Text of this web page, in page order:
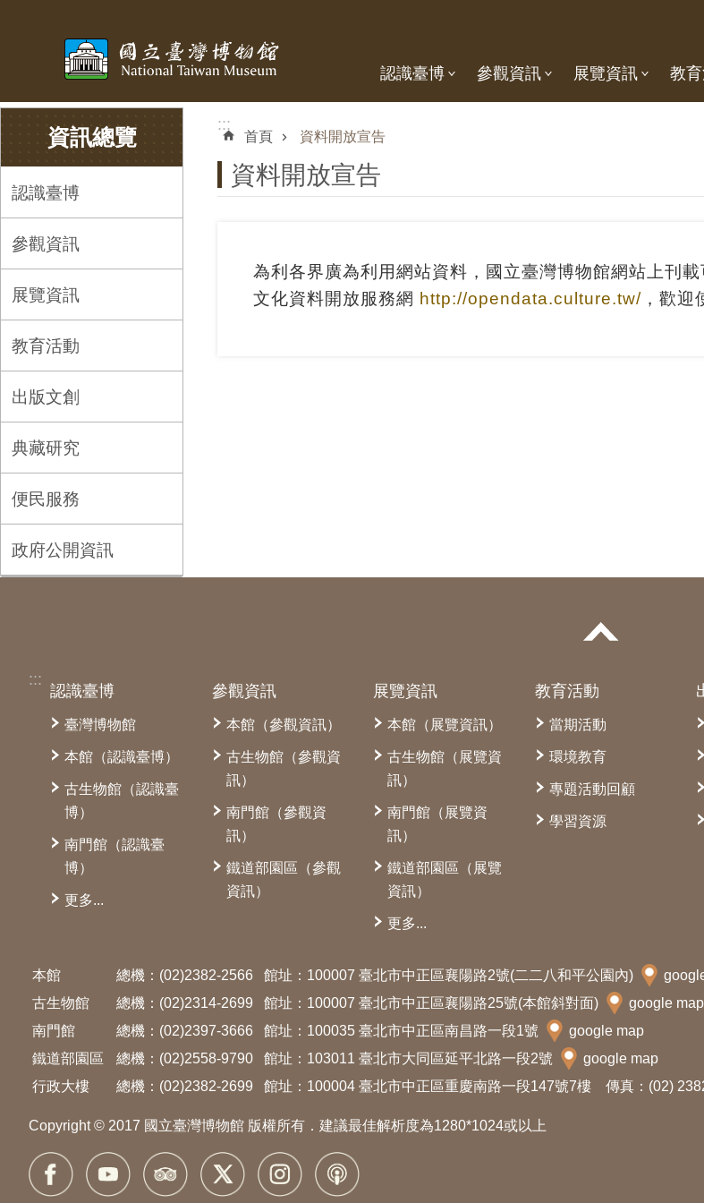
認識臺博 參觀資訊 展覽資訊 教
資訊總覽
認識臺博
參觀資訊
展覽資訊
教育活動
出版文創
典藏研究
便民服務
政府公開資訊
:::
首頁 資料開放宣告
資料開放宣告
為利各界廣為利用網站資料，國立臺灣博物館網站上刊
文化資料開放服務網 http://opendata.culture.tw/ ，歡
:::
認識臺博
臺灣博物館
本館（認識臺博）
古生物館（認識臺
博）
南門館（認識臺
博）
更多...
參觀資訊
本館（參觀資訊）
古生物館（參觀資
訊）
南門館（參觀資
訊）
鐵道部園區（參觀
資訊）
展覽資訊
本館（展覽資訊）
古生物館（展覽資
訊）
南門館（展覽資
訊）
鐵道部園區（展覽
資訊）
更多...
教育活動
當期活動
環境教育
專題活動回顧
學習資源
本館 總機：(02)2382-2566 館址：100007 臺北市中正區襄陽路2號(二二八和平公園內)
古生物館
總機：(02)2314-2699 館址：100007 臺北市中正區襄陽路25號(本館斜對面)
google map
南門館
總機：(02)2397-3666 館址：100035 臺北市中正區南昌路一段1號
google map
鐵道部園區
總機：(02)2558-9790 館址：103011 臺北市大同區延平北路一段2號
google map
行政大樓
總機：(02)2382-2699 館址：100004 臺北市中正區重慶南路一段147號7樓 傳真：(02)
Copyright © 2017 國立臺灣博物館 版權所有．建議最佳解析度為1280*1024或以上